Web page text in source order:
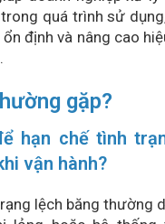
thọ sản phẩm và chi
vận hành. Một sản
độ bền tốt hơn
tổng quan về mức
tham khảo báo giá
cấp uy tín, đồng
liệu và gia công nhằm